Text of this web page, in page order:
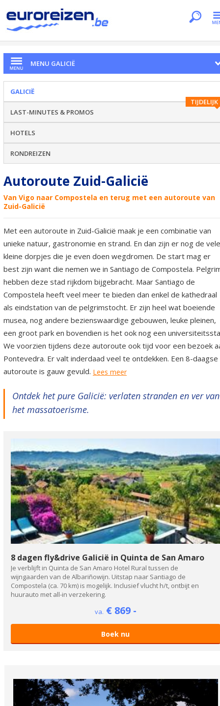
MENU GALICIË
GALICIË
TIJDELIJK
LAST-MINUTES & PROMOS
HOTELS
RONDREIZEN
Autoroute Zuid-Galicië
Van Vigo naar Compostela en terug met een autoroute van
Zuid-Galicië
Met een autoroute in Zuid-Galicië maak je een combinatie van
unieke natuur, gastronomie en strand. En dan zijn er nog de vele
kleine dorpjes die je even doen wegdromen. De start mag er
best zijn want die nemen we in Santiago de Compostela.
hebben deze stad rijkdom bijgebracht. Maar Santiago de
Compostela heeft veel meer te bieden dan enkel de kathedraal
als eindstation van de pelgrimstocht. Er zijn heel wat boeiende
musea, nog andere bezienswaardige gebouwen, leuke pleinen,
een groot park en bovendien is het ook nog een
We voorzien tijdens deze autoroute ook tijd voor een bezoek
Pontevedra. Er valt inderdaad veel te ontdekken. Een 8-daagse
autoroute is gauw gevuld. Lees meer
Ontdek het pure Galicië: verlaten stranden en ver van
het massatoerisme.
8 dagen fly&drive Galicië in Quinta de San Amaro
Je verblijft in Quinta de San Amaro Hotel Rural tussen de
wijngaarden van de Albariñowijn. Uitstap naar Santiago de
Compostela (ca. 70 km) is mogelijk. Inclusief vlucht h/t, ontbijt en
huurauto met all-in verzekering.
va. € 869 -
Boek nu